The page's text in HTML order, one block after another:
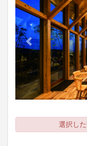
選択し